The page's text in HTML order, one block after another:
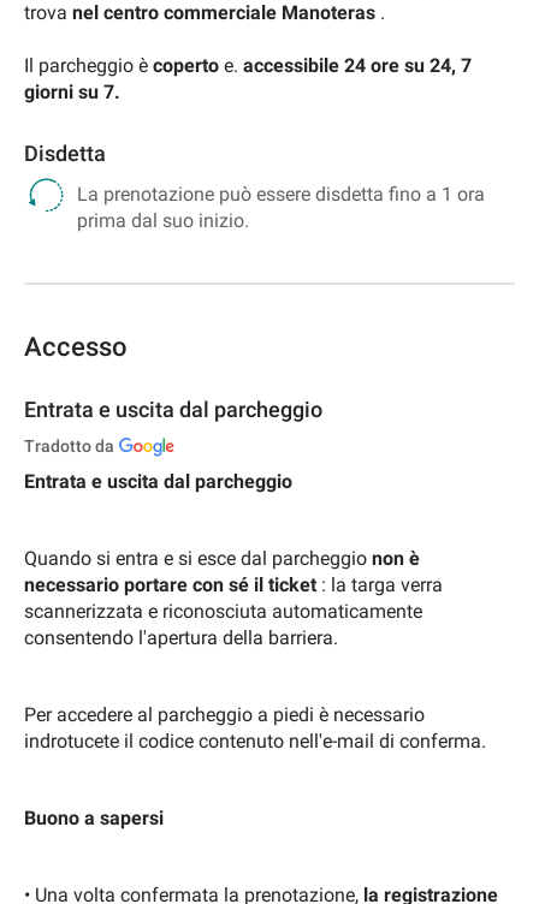
trova nel centro commerciale Manoteras .
Il parcheggio è coperto e. accessibile 24 ore su 24, 7
giorni su 7.
Disdetta
La prenotazione può essere disdetta fino a 1 ora
prima dal suo inizio.
Accesso
Entrata e uscita dal parcheggio
Tradotto da
Entrata e uscita dal parcheggio
Quando si entra e si esce dal parcheggio non è
necessario portare con sé il ticket : la targa verra
scannerizzata e riconosciuta automaticamente
consentendo l'apertura della barriera.
Per accedere al parcheggio a piedi è necessario
indrotucete il codice contenuto nell'e-mail di conferma.
Buono a sapersi
• Una volta confermata la prenotazione, la registrazione